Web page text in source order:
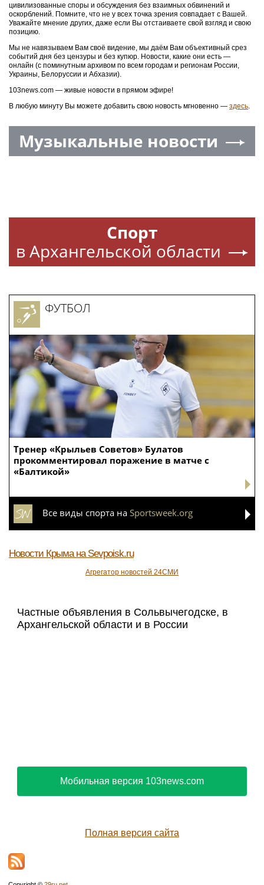
цивилизованные споры и обсуждения без взаимных обвинений и
оскорблений. Помните, что не у всех точка зрения совпадает с Вашей.
Уважайте мнение других, даже если Вы отстаиваете свой взгляд и свою
позицию.
Мы не навязываем Вам своё видение, мы даём Вам объективный срез
событий дня без цензуры и без купюр. Новости, какие они есть —
онлайн (с поминутным архивом по всем городам и регионам России,
Украины, Белоруссии и Абхазии).
103news.com — живые новости в прямом эфире!
В любую минуту Вы можете добавить свою новость мгновенно — здесь.
Музыкальные новости
Спорт
в Архангельской области
Тренер «Крыльев Советов» Булатов
прокомментировал поражение в матче с
«Балтикой»
ФУТБОЛ
Все виды спорта на Sportsweek.org
Новости Крыма на Sevpoisk.ru
Агрегатор новостей 24СМИ
Частные объявления в Сольвычегодске, в
Архангельской области и в России
Мобильная версия 103news.com
Полная версия сайта